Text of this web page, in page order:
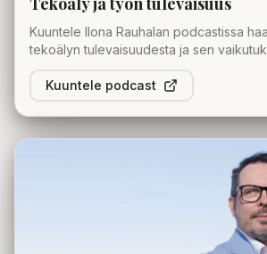
Kuuntele Ilona Rauhalan podcastissa
tekoälyn tulevaisuudesta ja sen
Kuuntele podcast